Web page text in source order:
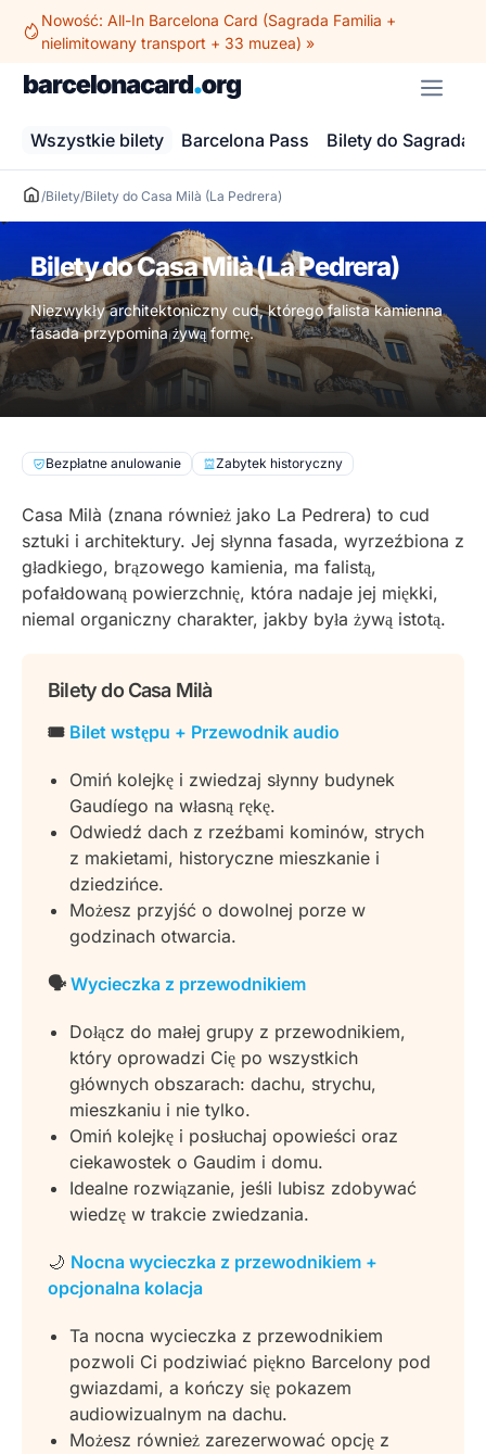
PrzejdźNowość: All-In Barcelona Card (Sagrada Familia +
nielimitowany transport + 33 muzea) »
Wszystkie bilety Barcelona Pass Bilety do Sagrada
/Bilety/Bilety do Casa Milà (La Pedrera)
Bilety do Casa Milà (La Pedrera)
Niezwykły architektoniczny cud, którego falista kamienna
fasada przypomina żywą formę.
Bezpłatne anulowanie Zabytek historyczny
Casa Milà (znana również jako La Pedrera) to cud
sztuki i architektury. Jej słynna fasada, wyrzeźbiona z
gładkiego, brązowego kamienia, ma falistą,
pofałdowaną powierzchnię, która nadaje jej miękki,
niemal organiczny charakter, jakby była żywą istotą.
Bilety do Casa Milà
🎟️ Bilet wstępu + Przewodnik audio
Omiń kolejkę i zwiedzaj słynny budynek
Gaudíego na własną rękę.
Odwiedź dach z rzeźbami kominów, strych
z makietami, historyczne mieszkanie i
dziedzińce.
Możesz przyjść o dowolnej porze w
godzinach otwarcia.
🗣️ Wycieczka z przewodnikiem
Dołącz do małej grupy z przewodnikiem,
który oprowadzi Cię po wszystkich
głównych obszarach: dachu, strychu,
mieszkaniu i nie tylko.
Omiń kolejkę i posłuchaj opowieści oraz
ciekawostek o Gaudim i domu.
Idealne rozwiązanie, jeśli lubisz zdobywać
wiedzę w trakcie zwiedzania.
🌙 Nocna wycieczka z przewodnikiem +
opcjonalna kolacja
Ta nocna wycieczka z przewodnikiem
pozwoli Ci podziwiać piękno Barcelony pod
gwiazdami, a kończy się pokazem
audiowizualnym na dachu.
Możesz również zarezerwować opcję z